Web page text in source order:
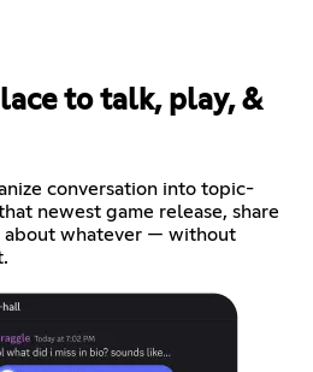
to talk, play, &
conversation into topic-
newest game release, share
about whatever — without